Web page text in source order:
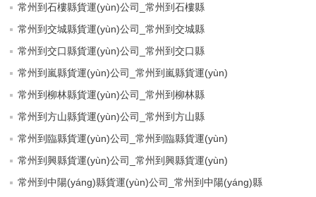
常州到石樓縣貨運(yùn)公司_常州到石樓縣
常州到交城縣貨運(yùn)公司_常州到交城縣
常州到交口縣貨運(yùn)公司_常州到交口縣
常州到嵐縣貨運(yùn)公司_常州到嵐縣貨運(yùn)
常州到柳林縣貨運(yùn)公司_常州到柳林縣
常州到方山縣貨運(yùn)公司_常州到方山縣
常州到臨縣貨運(yùn)公司_常州到臨縣貨運(yùn)
常州到興縣貨運(yùn)公司_常州到興縣貨運(yùn)
常州到中陽(yáng)縣貨運(yùn)公司_常州到中陽(yáng)縣